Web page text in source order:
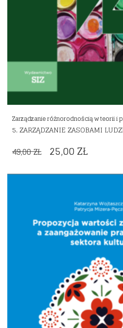
Zarządzanie różnorodnością w teorii i
5. ZARZĄDZANIE ZASOBAMI
49,00ZŁ ORIGINAL
WAS:
25,00ZŁCURRENT
IS: